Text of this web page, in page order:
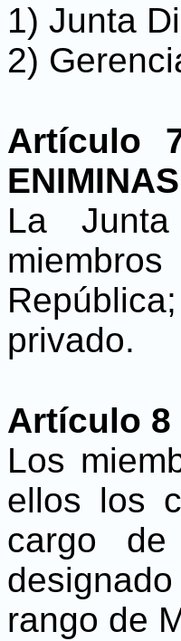
1) Junta
2)
Artículo
ENIMINAS
La
privado.
Artículo 8
Los
ellos los
cargo
rango de